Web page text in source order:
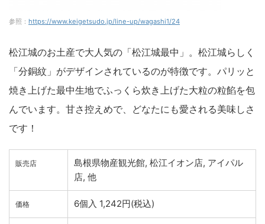
参照： https://www.keigetsudo.jp/line-up/wagashi1/24
松江城のお土産で大人気の「松江城最中」。松江城らしく
「分銅紋」がデザインされているのが特徴です。パリッと
焼き上げた最中生地でふっくら炊き上げた大粒の粒餡を包
んでいます。甘さ控えめで、どなたにも愛される美味しさ
です！
販売店
島根県物産観光館, 松江イオン店, アイパル
店, 他
価格 6個入 1,242円(税込)